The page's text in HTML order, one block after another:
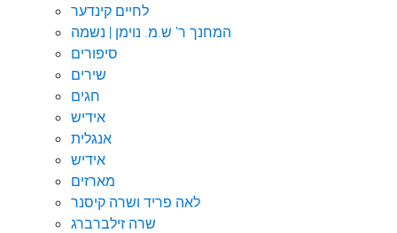
לחיים קינדער
המחנך ר' ש.מ. נוימן | נשמה
סיפורים
שירים
חגים
אידיש
אנגלית
אידיש
מארזים
לאה פריד ושרה קיסנר
שרה זילברברג